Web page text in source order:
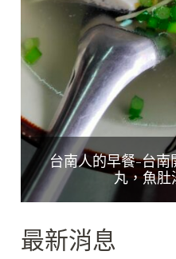
台南人的早餐-台南
丸，魚肚
最新消息